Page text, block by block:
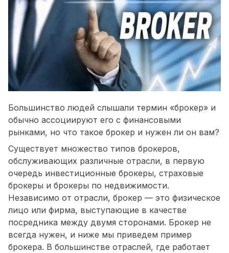
Большинство людей слышали термин «брокер» и
обычно ассоциируют его с финансовыми
рынками, но что такое брокер и нужен ли он вам?
Существует множество типов брокеров,
обслуживающих различные отрасли, в первую
очередь инвестиционные брокеры, страховые
брокеры и брокеры по недвижимости.
Независимо от отрасли, брокер — это физическое
лицо или фирма, выступающие в качестве
посредника между двумя сторонами. Брокер не
всегда нужен, и ниже мы приведем пример
брокера. В большинстве отраслей, где работает